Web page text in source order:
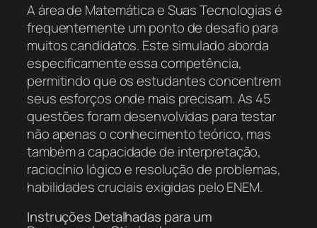
A área de Matemática e Suas Tecnologias é
frequentemente um ponto de desafio para
muitos candidatos. Este simulado aborda
especificamente essa competência,
permitindo que os estudantes concentrem
seus esforços onde mais precisam. As 45
questões foram desenvolvidas para testar
não apenas o conhecimento teórico, mas
também a capacidade de interpretação,
raciocínio lógico e resolução de problemas,
habilidades cruciais exigidas pelo ENEM.
Instruções Detalhadas para um